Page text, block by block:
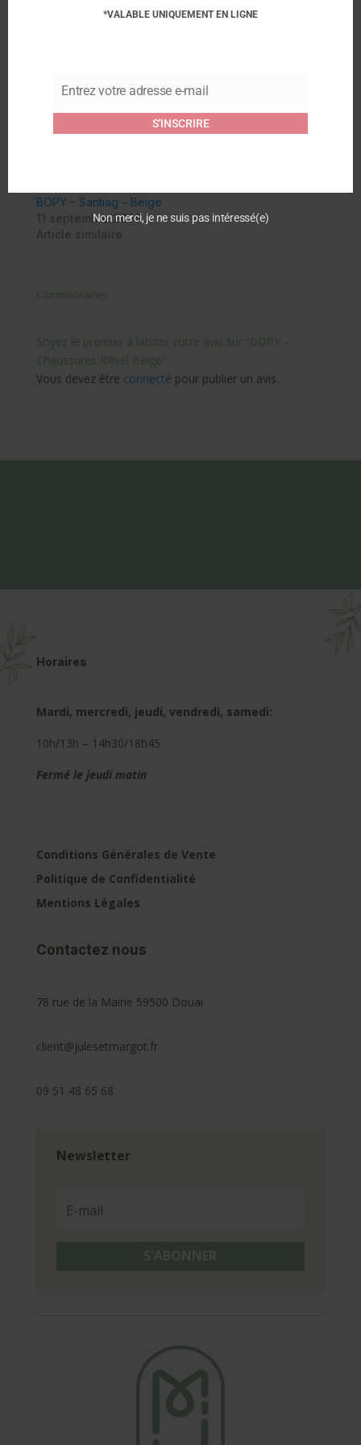
BOPY – Chaussures
Premiers Pas Jejoc –
Vert
Bopy – Chaussures
Enfant Jiki – Blanc
3 mai 2024
BOPY – Santiag – Beige
11 septembre 2025
Commentaires
Soyez le premier à laisser votre avis sur “BOPY –
Chaussures Kilivel Beige”
Vous devez être connecté pour publier un avis.
Horaires
Mardi, mercredi, jeudi, vendredi, samedi:
10h/13h – 14h30/18h45
Fermé le jeudi matin
Conditions Générales de Vente
Politique de Confidentialité
Mentions Légales
Contactez nous
78 rue de la Mairie 59500 Douai
client@julesetmargot.fr
09 51 48 65 68
Newsletter
S'ABONNER
*VALABLE UNIQUEMENT EN LIGNE
Email
Entrez votre adresse e-mail
S'INSCRIRE
Non merci, je ne suis pas intéressé(e)